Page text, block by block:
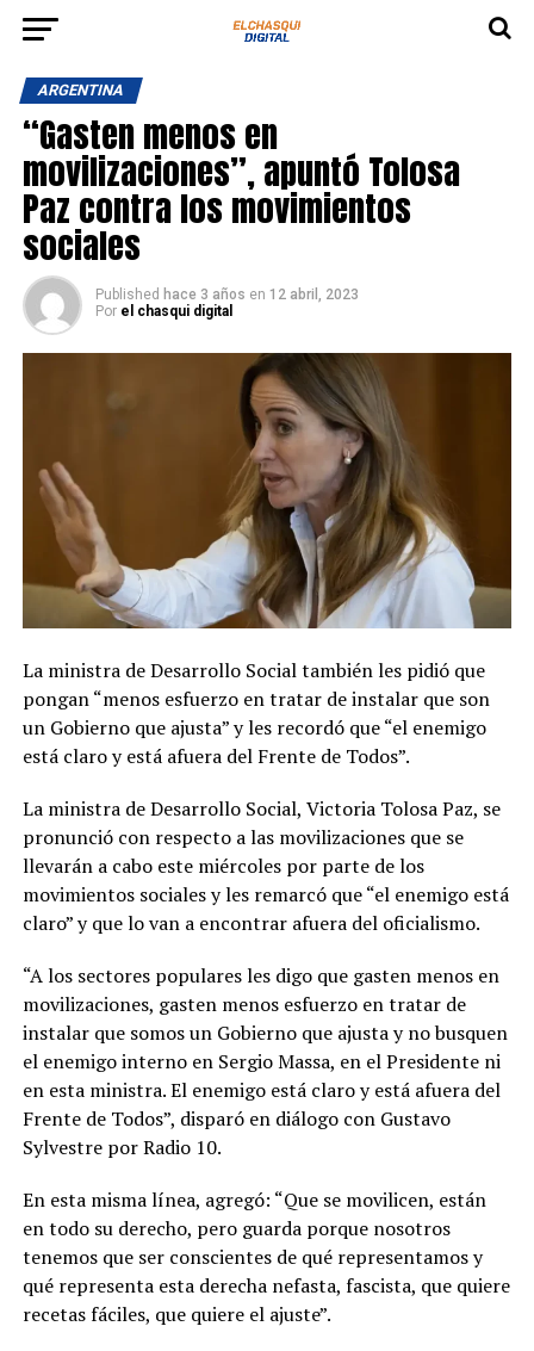
ARGENTINA
“Gasten menos en
movilizaciones”, apuntó Tolosa
Paz contra los movimientos
sociales
Published hace 3 años en 12 abril, 2023
Por el chasqui digital
La ministra de Desarrollo Social también les pidió que
pongan “menos esfuerzo en tratar de instalar que son
un Gobierno que ajusta” y les recordó que “el enemigo
está claro y está afuera del Frente de Todos”.
La ministra de Desarrollo Social, Victoria Tolosa Paz, se
pronunció con respecto a las movilizaciones que se
llevarán a cabo este miércoles por parte de los
movimientos sociales y les remarcó que “el enemigo está
claro” y que lo van a encontrar afuera del oficialismo.
“A los sectores populares les digo que gasten menos en
movilizaciones, gasten menos esfuerzo en tratar de
instalar que somos un Gobierno que ajusta y no busquen
el enemigo interno en Sergio Massa, en el Presidente ni
en esta ministra. El enemigo está claro y está afuera del
Frente de Todos”, disparó en diálogo con Gustavo
Sylvestre por Radio 10.
En esta misma línea, agregó: “Que se movilicen, están
en todo su derecho, pero guarda porque nosotros
tenemos que ser conscientes de qué representamos y
qué representa esta derecha nefasta, fascista, que quiere
recetas fáciles, que quiere el ajuste”.